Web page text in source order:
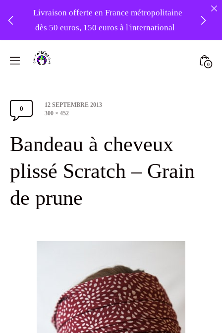
Livraison offerte en France métropolitaine
dès 50 euros, 150 euros à l'international
Turbans
0
Comments
Toggle
0
Post
date
12 SEPTEMBRE 2013
Full
300 × 452
Bandeau à cheveux
plissé Scratch – Grain
de prune